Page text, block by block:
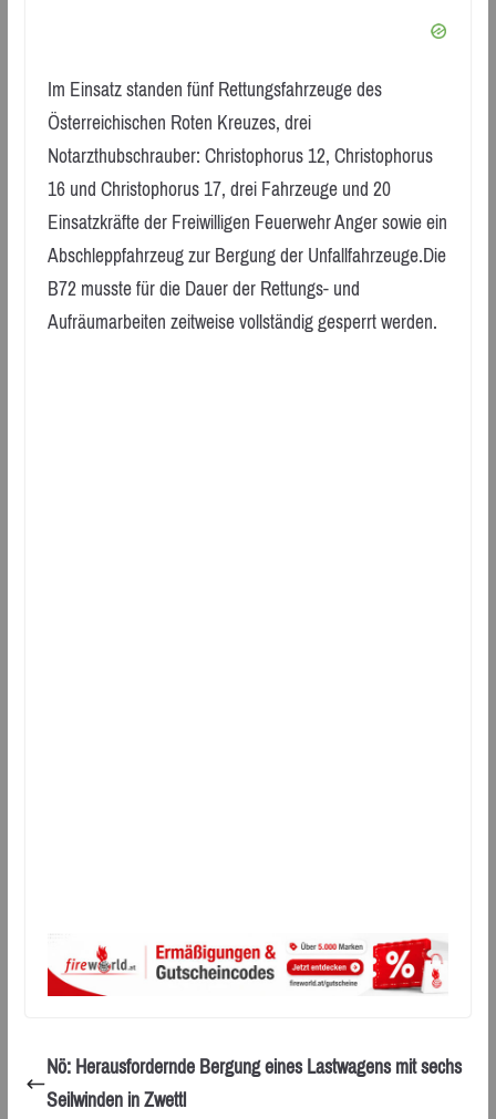
Im Einsatz standen fünf Rettungsfahrzeuge des
Österreichischen Roten Kreuzes, drei
Notarzthubschrauber: Christophorus 12, Christophorus
16 und Christophorus 17, drei Fahrzeuge und 20
Einsatzkräfte der Freiwilligen Feuerwehr Anger sowie ein
Abschleppfahrzeug zur Bergung der Unfallfahrzeuge.Die
B72 musste für die Dauer der Rettungs- und
Aufräumarbeiten zeitweise vollständig gesperrt werden.
Nö: Herausfordernde Bergung eines Lastwagens mit sechs
Seilwinden in Zwettl